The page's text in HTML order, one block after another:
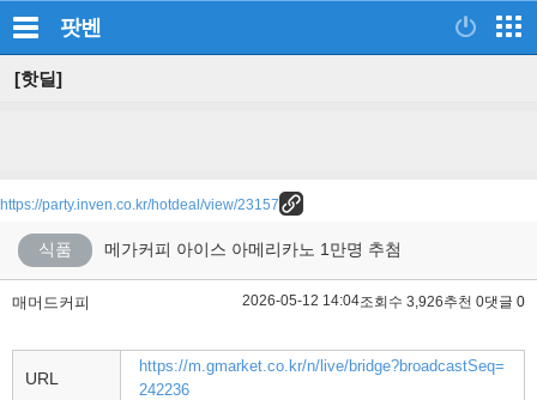
팟벤
[핫딜]
https://party.inven.co.kr/hotdeal/view/23157
식품 메가커피 아이스 아메리카노 1만명 추첨
매머드커피 2026-05-12 14:04조회수 3,926추천 0댓글 0
URL
https://m.gmarket.co.kr/n/live/bridge?broadcastSeq=
242236